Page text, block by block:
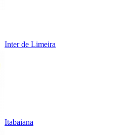
Inter de Limeira
Itabaiana